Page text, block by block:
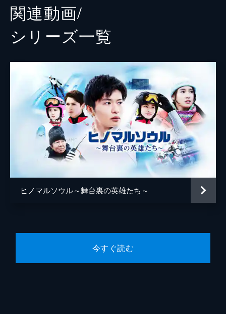
関連動画/
シリーズ⼀覧
ヒノマルソウル～舞台裏の英雄たち～
今すぐ読む